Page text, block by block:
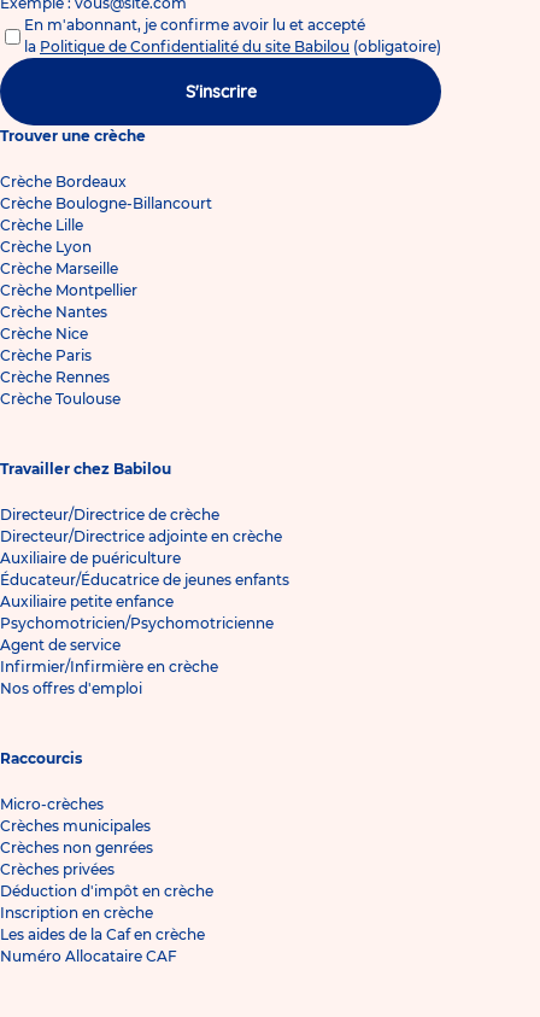
En m'abonnant, je confirme avoir lu et accepté
la Politique de Confidentialité du site Babilou (obligatoire)
S'inscrire
Trouver une crèche
Crèche Bordeaux
Crèche Boulogne-Billancourt
Crèche Lille
Crèche Lyon
Crèche Marseille
Crèche Montpellier
Crèche Nantes
Crèche Nice
Crèche Paris
Crèche Rennes
Crèche Toulouse
Travailler chez Babilou
Directeur/Directrice de crèche
Directeur/Directrice adjointe en crèche
Auxiliaire de puériculture
Éducateur/Éducatrice de jeunes enfants
Auxiliaire petite enfance
Psychomotricien/Psychomotricienne
Agent de service
Infirmier/Infirmière en crèche
Nos offres d'emploi
Raccourcis
Micro-crèches
Crèches municipales
Crèches non genrées
Crèches privées
Déduction d'impôt en crèche
Inscription en crèche
Les aides de la Caf en crèche
Numéro Allocataire CAF